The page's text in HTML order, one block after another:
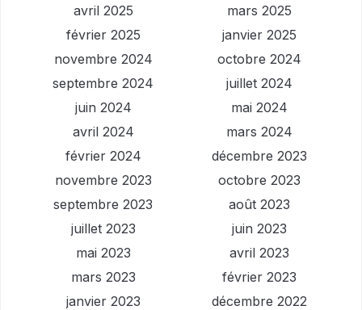
avril 2025
mars 2025
février 2025
janvier 2025
novembre 2024
octobre 2024
septembre 2024
juillet 2024
juin 2024
mai 2024
avril 2024
mars 2024
février 2024
décembre 2023
novembre 2023
octobre 2023
septembre 2023
août 2023
juillet 2023
juin 2023
mai 2023
avril 2023
mars 2023
février 2023
janvier 2023
décembre 2022